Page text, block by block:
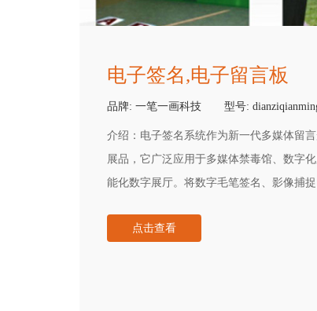
电子签名,电子留言板
品牌: 一笔一画科技 型号:
介绍： 电子签名系统作为新一代多媒体留
展品，它广泛应用于多媒体禁毒馆、数字
能化数字展厅。将数字毛笔签名、影像捕
容量硬盘、高清摄像机、外接LED液晶拼
点击查看